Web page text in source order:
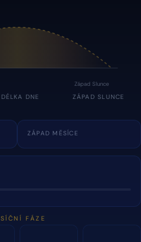
Západ Slunce
DÉLKA DNE ZÁPAD SLUNCE
ZÁPAD MĚSÍCE
FÁZE